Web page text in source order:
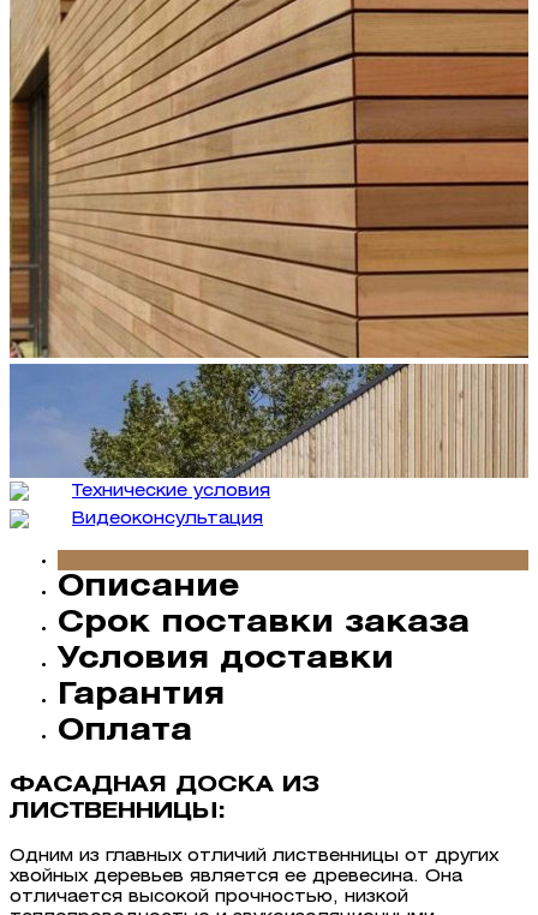
Технические условия
Видеокон­сультация
Описание
Срок поставки заказа
Условия доставки
Гарантия
Оплата
ФАСАДНАЯ ДОСКА ИЗ
ЛИСТВЕННИЦЫ:
Одним из главных отличий лиственницы от других
хвойных деревьев является ее древесина. Она
отличается высокой прочностью, низкой